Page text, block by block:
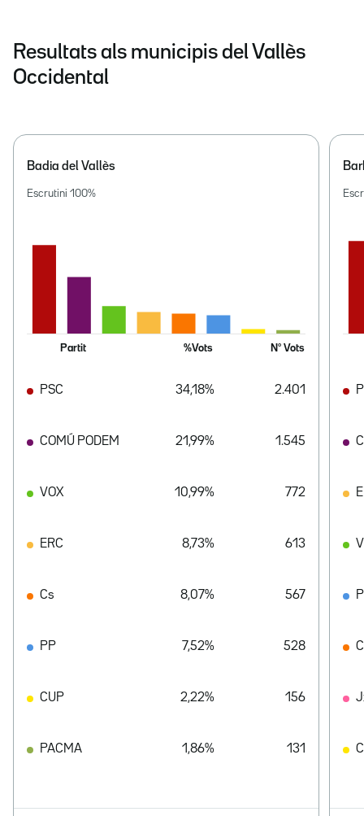
Resultats als municipis del Vallès
Occidental
Badia del Vallès
Escrutini 100%
Partit %Vots Nº Vots
PSC 34,18% 2.401
COMÚ PODEM 21,99% 1.545
VOX 10,99% 772
ERC 8,73% 613
Cs 8,07% 567
PP 7,52% 528
CUP 2,22% 156
PACMA 1,86% 131